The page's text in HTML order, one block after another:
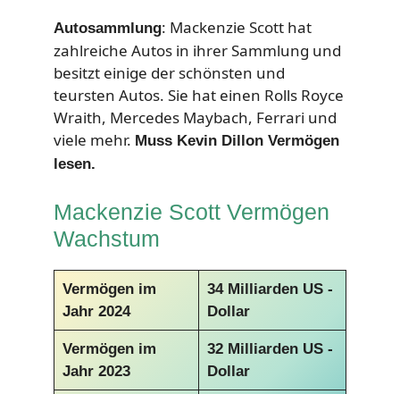
Autosammlung: Mackenzie Scott hat
zahlreiche Autos in ihrer Sammlung und
besitzt einige der schönsten und
teursten Autos. Sie hat einen Rolls Royce
Wraith, Mercedes Maybach, Ferrari und
viele mehr. Muss Kevin Dillon Vermögen
lesen.
Mackenzie Scott Vermögen
Wachstum
Vermögen im
Jahr 2024
34 Milliarden US -
Dollar
Vermögen im
Jahr 2023
32 Milliarden US -
Dollar